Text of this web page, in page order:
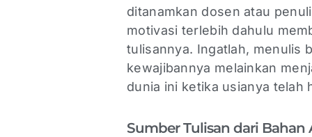
ditanamkan dosen atau
motivasi terlebih dahulu
tulisannya. Ingatlah, menulis
kewajibannya melainkan
dunia ini ketika usianya telah
Sumber Tulisan dari Bahan